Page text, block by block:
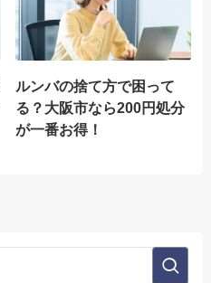
ルンバの捨て方で困って
る？大阪市なら200円処分
が一番お得！